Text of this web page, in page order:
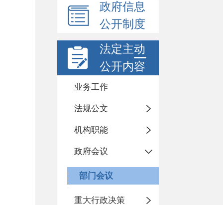
政府信息
公开制度
法定主动
公开内容
业务工作
法规公文
机构职能
政府会议
部门会议
重大行政决策